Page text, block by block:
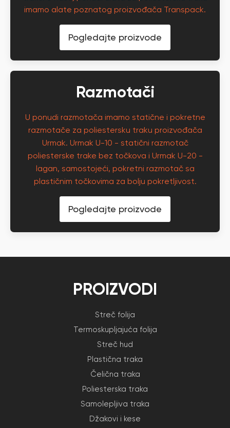
imamo alate poznatog proizvođača Transpack.
Pogledajte proizvode
Razmotači
U ponudi razmotača imamo statične i pokretne
razmotače za poliestersku traku proizvođača
Urmak. Urmak U-10 - statični razmotač
poliesterske trake bez točkova i Urmak U-20 -
lagan, samostojeći, pokretni razmotač sa
plastičnim točkovima za bolju pokretljivost.
Pogledajte proizvode
PROIZVODI
Streč folija
Termoskupljajuća folija
Streč hud
Plastična traka
Čelična traka
Poliesterska traka
Samolepljiva traka
Džakovi i kese